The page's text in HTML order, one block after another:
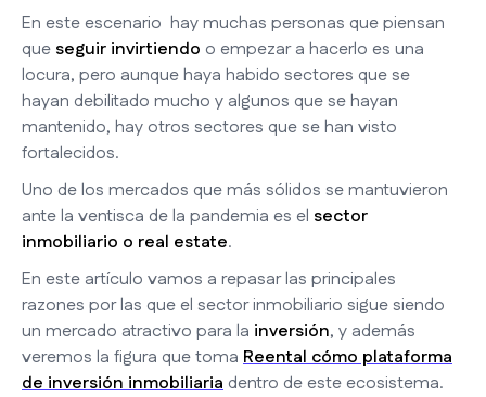
En este escenario hay muchas personas que piensan
que seguir invirtiendo o empezar a hacerlo es una
locura, pero aunque haya habido sectores que se
hayan debilitado mucho y algunos que se hayan
mantenido, hay otros sectores que se han visto
fortalecidos.
Uno de los mercados que más sólidos se mantuvieron
ante la ventisca de la pandemia es el sector
inmobiliario o real estate.
En este artículo vamos a repasar las principales
razones por las que el sector inmobiliario sigue siendo
un mercado atractivo para la inversión, y además
veremos la figura que toma Reental cómo plataforma
de inversión inmobiliaria dentro de este ecosistema.